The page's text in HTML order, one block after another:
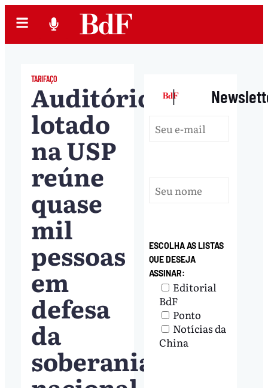
TARIFAÇO
Auditório
lotado
na USP
reúne
quase
mil
pessoas
em
defesa
da
soberania
|
ESCOLHA AS LISTAS
QUE DESEJA
ASSINAR:
Editorial
BdF
Ponto
Notícias da
China